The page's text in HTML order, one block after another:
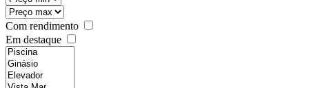
Com rendimento
Em destaque